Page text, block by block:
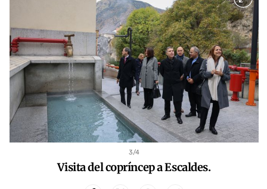
3/4
Visita del copríncep a Escaldes.